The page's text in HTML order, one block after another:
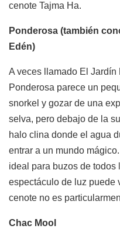
cenote Tajma Ha.
Ponderosa (también
Edén)
A veces llamado El
Ponderosa parece un
snorkel y gozar de una
selva, pero debajo de la
halo clina donde el agua
entrar a un mundo
ideal para buzos de
espectáculo de luz puede
cenote no es
Chac Mool